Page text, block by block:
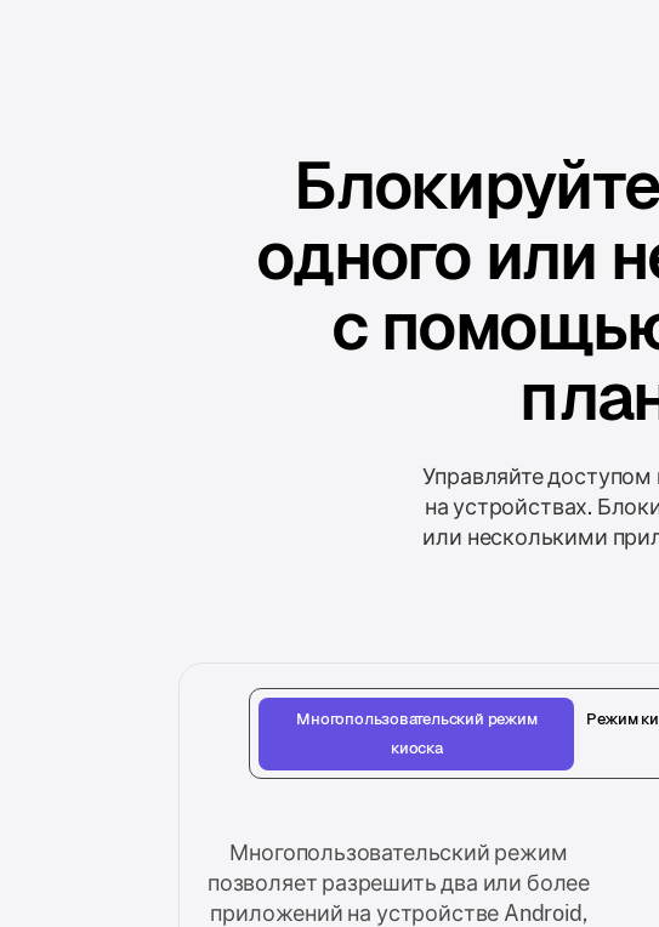
одного или
с
Управляйте
на устройствах.
или несколькими
Многопользовательский режим
киоска
Режим
Многопользовательский режим
позволяет разрешить два или более
приложений на устройстве Android,